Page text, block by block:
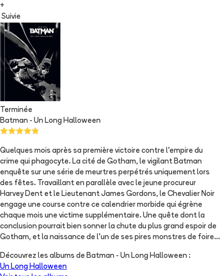
+
Suivie
Terminée
Batman - Un Long Halloween
Quelques mois après sa première victoire contre l'empire du
crime qui phagocyte. La cité de Gotham, le vigilant Batman
enquête sur une série de meurtres perpétrés uniquement lors
des fêtes. Travaillant en parallèle avec le jeune procureur
Harvey Dent et le Lieutenant James Gordons, le Chevalier Noir
engage une course contre ce calendrier morbide qui égrène
chaque mois une victime supplémentaire. Une quête dont la
conclusion pourrait bien sonner la chute du plus grand espoir de
Gotham, et la naissance de l'un de ses pires monstres de foire...
Découvrez les albums de Batman - Un Long Halloween :
Un Long Halloween